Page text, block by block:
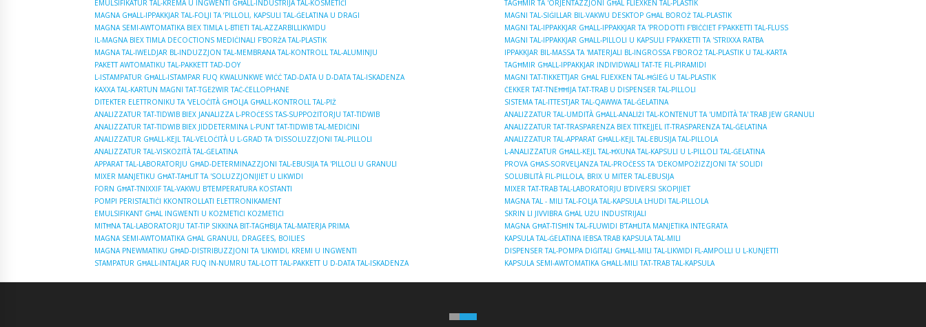
EMULSIFIKATUR TAL-KREMA U INGWENTI GĦALL-INDUSTRIJA TAL-KOSMETIĊI
MAGNA GĦALL-IPPAKKJAR TAL-FOLJI TA ’PILLOLI, KAPSULI TAL-ĠELATINA U DRAGI
MAGNA SEMI-AWTOMATIKA BIEX TIMLA L-BTIETI TAL-AZZARBILLIKWIDU
IL-MAGNA BIEX TIMLA DECOCTIONS MEDIĊINALI F'BORŻA TAL-PLASTIK
MAGNA TAL-IWELDJAR BL-INDUZZJON TAL-MEMBRANA TAL-KONTROLL TAL-ALUMINJU
PAKETT AWTOMATIKU TAL-PAKKETT TAD-DOY
L-ISTAMPATUR GĦALL-ISTAMPAR FUQ KWALUNKWE WIĊĊ TAD-DATA U D-DATA TAL-ISKADENZA
KAXXA TAL-KARTUN MAGNI TAT-TGEŻWIR TAĊ-ĊELLOPHANE
DITEKTER ELETTRONIKU TA 'VELOĊITÀ GĦOLJA GĦALL-KONTROLL TAL-PIŻ
ANALIZZATUR TAT-TIDWIB BIEX JANALIZZA L-PROĊESS TAS-SUPPOŻITORJU TAT-TIDWIB
ANALIZZATUR TAT-TIDWIB BIEX JIDDETERMINA L-PUNT TAT-TIDWIB TAL-MEDIĊINI
ANALIZZATUR GĦALL-KEJL TAL-VELOĊITÀ U L-GRAD TA 'DISSOLUZZJONI TAL-PILLOLI
ANALIZZATUR TAL-VISKOŻITÀ TAL-ĠELATINA
APPARAT TAL-LABORATORJU GĦAD-DETERMINAZZJONI TAL-EBUSIJA TA 'PILLOLI U GRANULI
MIXER MANJETIKU GĦAT-TAĦLIT TA 'SOLUZZJONIJIET U LIKWIDI
FORN GĦAT-TNIXXIF TAL-VAKWU B'TEMPERATURA KOSTANTI
POMPI PERISTALTIĊI KKONTROLLATI ELETTRONIKAMENT
EMULSIFIKANT GĦAL INGWENTI U KOŻMETIĊI KOŻMETIĊI
MITĦNA TAL-LABORATORJU TAT-TIP SIKKINA BIT-TAGĦBIJA TAL-MATERJA PRIMA
MAGNA SEMI-AWTOMATIKA GĦAL GRANULI, DRAGEES, BOILIES
MAGNA PNEWMATIKU GĦAD-DISTRIBUZZJONI TA 'LIKWIDI, KREMI U INGWENTI
STAMPATUR GĦALL-INTALJAR FUQ IN-NUMRU TAL-LOTT TAL-PAKKETT U D-DATA TAL-ISKADENZA
TAGĦMIR TA 'ORJENTAZZJONI GĦAL FLIEXKEN TAL-PLASTIK
MAGNI TAL-SIĠILLAR BIL-VAKWU DESKTOP GĦAL BOROŻ TAL-PLASTIK
MAGNI TAL-IPPAKKJAR GĦALL-IPPAKKJAR TA 'PRODOTTI F'BIĊĊIET F'PAKKETTI TAL-FLUSS
MAGNI TAL-IPPAKKJAR GĦALL-PILLOLI U KAPSULI F'PAKKETTI TA 'STRIXXA RATBA
IPPAKKJAR BIL-MASSA TA 'MATERJALI BL-INGROSSA F'BOROŻ TAL-PLASTIK U TAL-KARTA
TAGĦMIR GĦALL-IPPAKKJAR INDIVIDWALI TAT-TE FIL-PIRAMIDI
MAGNI TAT-TIKKETTJAR GĦAL FLIEXKEN TAL-ĦĠIEĠ U TAL-PLASTIK
ĊEKKER TAT-TNEĦĦIJA TAT-TRAB U DISPENSER TAL-PILLOLI
SISTEMA TAL-ITTESTJAR TAL-QAWWA TAL-ĠELATINA
ANALIZZATUR TAL-UMDITÀ GĦALL-ANALIŻI TAL-KONTENUT TA 'UMDITÀ TA' TRAB JEW GRANULI
ANALIZZATUR TAT-TRASPARENZA BIEX TITKEJJEL IT-TRASPARENZA TAL-ĠELATINA
ANALIZZATUR TAL-APPARAT GĦALL-KEJL TAL-EBUSIJA TAL-PILLOLA
L-ANALIZZATUR GĦALL-KEJL TAL-ĦXUNA TAL-KAPSULI U L-PILLOLI TAL-ĠELATINA
PROVA GĦAS-SORVELJANZA TAL-PROĊESS TA 'DEKOMPOŻIZZJONI TA' SOLIDI
SOLUBILITÀ FIL-PILLOLA, BRIX U MITER TAL-EBUSIJA
MIXER TAT-TRAB TAL-LABORATORJU B'DIVERSI SKOPIJIET
MAGNA TAL - MILI TAL-FOLJA TAL-KAPSULA LHUDI TAL-PILLOLA
SKRIN LI JIVVIBRA GĦAL UŻU INDUSTRIJALI
MAGNA GĦAT-TISĦIN TAL-FLUWIDI B'TAĦLITA MANJETIKA INTEGRATA
KAPSULA TAL-ĠELATINA IEBSA TRAB KAPSULA TAL-MILI
DISPENSER TAL-POMPA DIĠITALI GĦALL-MILI TAL-LIKWIDI FL-AMPOLLI U L-KUNJETTI
KAPSULA SEMI-AWTOMATIKA GĦALL-MILI TAT-TRAB TAL-KAPSULA